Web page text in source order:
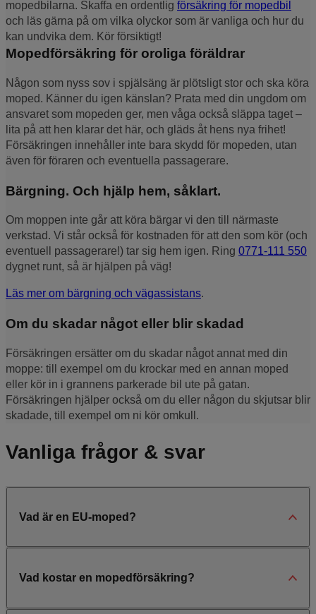
mopedbilarna. Skaffa en ordentlig försäkring för mopedbil
och läs gärna på om vilka olyckor som är vanliga och hur du
kan undvika dem. Kör försiktigt!
Mopedförsäkring för oroliga föräldrar
Någon som nyss sov i spjälsäng är plötsligt stor och ska köra
moped. Känner du igen känslan? Prata med din ungdom om
ansvaret som mopeden ger, men våga också släppa taget –
lita på att hen klarar det här, och gläds åt hens nya frihet!
Försäkringen innehåller inte bara skydd för mopeden, utan
även för föraren och eventuella passagerare.
Bärgning. Och hjälp hem, såklart.
Om moppen inte går att köra bärgar vi den till närmaste
verkstad. Vi står också för kostnaden för att den som kör (och
eventuell passagerare!) tar sig hem igen. Ring 0771-111 550
dygnet runt, så är hjälpen på väg!
Läs mer om bärgning och vägassistans.
Om du skadar något eller blir skadad
Försäkringen ersätter om du skadar något annat med din
moppe: till exempel om du krockar med en annan moped
eller kör in i grannens parkerade bil ute på gatan.
Försäkringen hjälper också om du eller någon du skjutsar blir
skadade, till exempel om ni kör omkull.
Vanliga frågor & svar
Vad är en EU-moped?
Vad kostar en mopedförsäkring?